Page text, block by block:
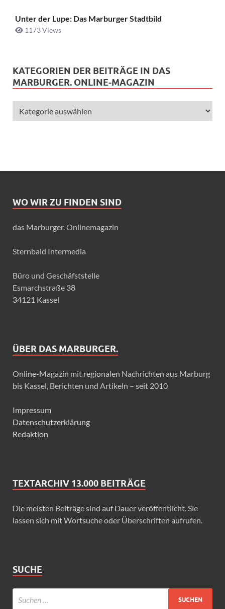
Unter der Lupe: Das Marburger Stadtbild
1173 Views
KATEGORIEN DER BEITRÄGE IN DAS
MARBURGER. ONLINE-MAGAZIN
WO WIR ZU FINDEN SIND
das Marburger. Onlinemagazin
Sternbald Intermedia
Büro und Geschäfststelle
Esmarchstraße 38
34121 Kassel
ÜBER DAS MARBURGER.
Online-Magazin mit regionalen Nachrichten aus Marburg
bis Kassel, Berichten und Artikeln – seit 2010
Impressum
Datenschutzerklärung
Redaktion
TEXTARCHIV 13.000 BEITRÄGE
Die meisten Beiträge sind auf Dauer veröffentlicht. Sie
lassen sich mit Wortsuche oder Überschriften aufrufen.
SUCHE